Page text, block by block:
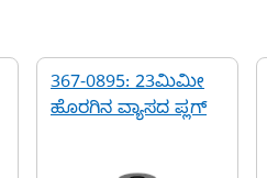
367-0895: 23ಮಿಮೀ
ಹೊರಗಿನ ವ್ಯಾಸದ ಪ್ಲಗ್